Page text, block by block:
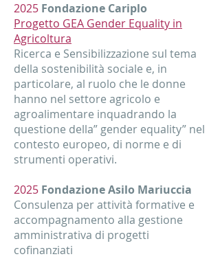
2025 Fondazione Cariplo
Progetto GEA Gender Equality in
Agricoltura
Ricerca e Sensibilizzazione sul tema
della sostenibilità sociale e, in
particolare, al ruolo che le donne
hanno nel settore agricolo e
agroalimentare inquadrando la
questione della” gender equality” nel
contesto europeo, di norme e di
strumenti operativi.
2025 Fondazione Asilo Mariuccia
Consulenza per attività formative e
accompagnamento alla gestione
amministrativa di progetti
cofinanziati